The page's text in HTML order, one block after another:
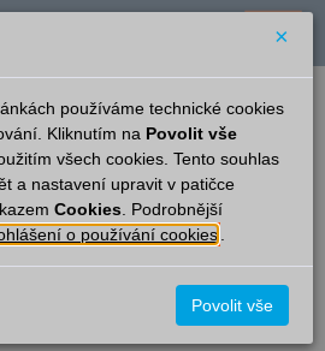
13:39
Čas/Aktuální Vlak/Linka Kolej
DLB
–
×
používáme technické cookies
Kliknutím na Povolit vše
všech cookies. Tento souhlas
a nastavení upravit v patičce
Cookies . Podrobnější
o používání cookies
Povolit vše